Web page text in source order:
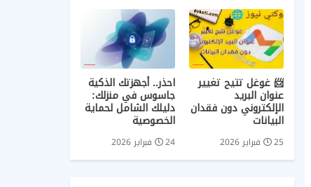
📨 غوغل تتيح تغيير
عنوان البريد
الإلكتروني دون فقدان
البيانات
25 فبراير 2026
احذر.. أجهزتك الذكية
جاسوس في منزلك:
دليلك الشامل لحماية
الخصوصية
24 فبراير 2026